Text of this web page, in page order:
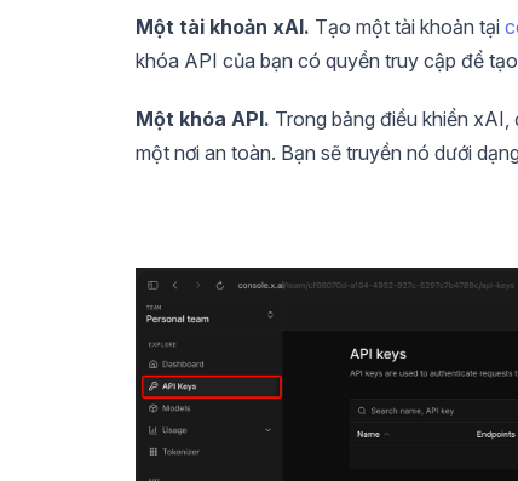
Một tài khoản xAI. Tạo một tài khoản tại
khóa API của bạn có quyền truy cập để
Một khóa API. Trong bảng điều khiển
một nơi an toàn. Bạn sẽ truyền nó dưới